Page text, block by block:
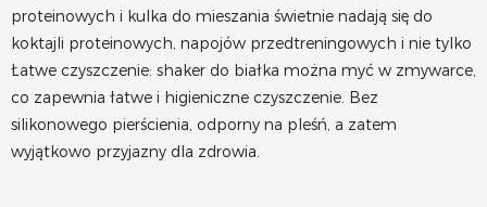
proteinowych i kulka do mieszania świetnie nadają się do
koktajli proteinowych, napojów przedtreningowych i nie tylko
Łatwe czyszczenie: shaker do białka można myć w zmywarce,
co zapewnia łatwe i higieniczne czyszczenie. Bez
silikonowego pierścienia, odporny na pleśń, a zatem
wyjątkowo przyjazny dla zdrowia.